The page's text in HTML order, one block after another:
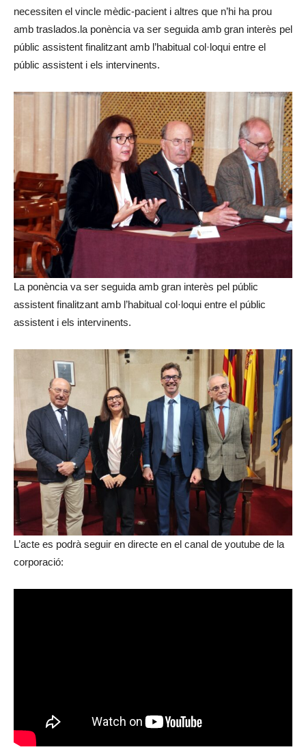
necessiten el vincle mèdic-pacient i altres que n’hi ha prou
amb traslados.la ponència va ser seguida amb gran interès pel
públic assistent finalitzant amb l’habitual col·loqui entre el
públic assistent i els intervinents.
La ponència va ser seguida amb gran interès pel públic
assistent finalitzant amb l’habitual col·loqui entre el públic
assistent i els intervinents.
L’acte es podrà seguir en directe en el canal de youtube de la
corporació: